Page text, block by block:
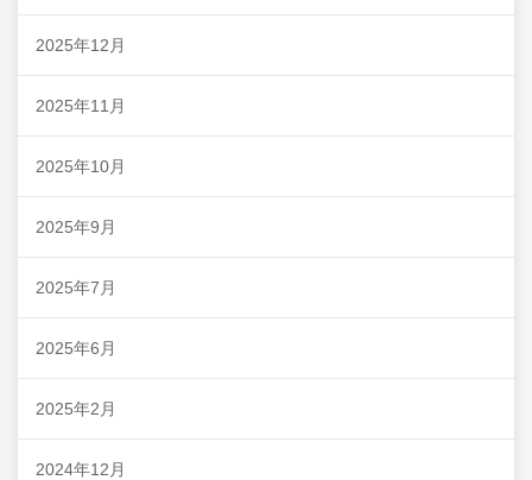
2025年12月
2025年11月
2025年10月
2025年9月
2025年7月
2025年6月
2025年2月
2024年12月